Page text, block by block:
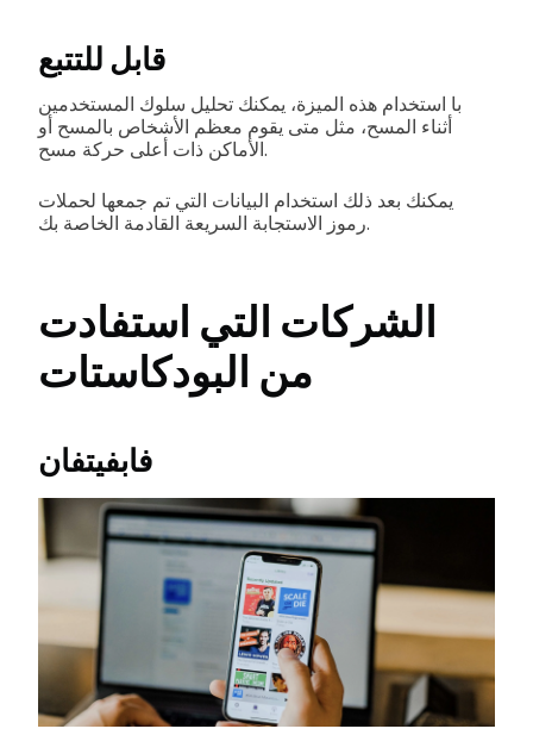
قابل للتتبع
با استخدام هذه الميزة، يمكنك تحليل سلوك المستخدمين
أثناء المسح، مثل متى يقوم معظم الأشخاص بالمسح أو
الأماكن ذات أعلى حركة مسح.
يمكنك بعد ذلك استخدام البيانات التي تم جمعها لحملات
رموز الاستجابة السريعة القادمة الخاصة بك.
الشركات التي استفادت
من البودكاستات
فابفيتفان